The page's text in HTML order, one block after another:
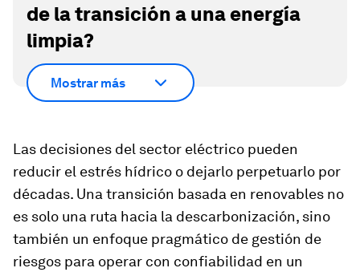
de la transición a una energía
limpia?
Mostrar más
Las decisiones del sector eléctrico pueden
reducir el estrés hídrico o dejarlo perpetuarlo por
décadas. Una transición basada en renovables no
es solo una ruta hacia la descarbonización, sino
también un enfoque pragmático de gestión de
riesgos para operar con confiabilidad en un